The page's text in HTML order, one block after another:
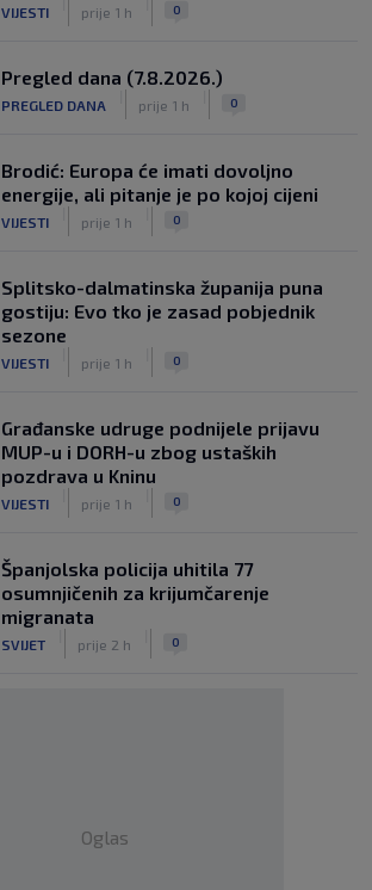
VIJESTI prije 1 h 0
Pregled dana (7.8.2026.)
PREGLED DANA prije 1 h 0
Brodić: Europa će imati dovoljno
energije, ali pitanje je po kojoj cijeni
VIJESTI prije 1 h 0
Splitsko-dalmatinska županija puna
gostiju: Evo tko je zasad pobjednik
sezone
VIJESTI prije 1 h 0
Građanske udruge podnijele prijavu
MUP-u i DORH-u zbog ustaških
pozdrava u Kninu
VIJESTI prije 1 h 0
Španjolska policija uhitila 77
osumnjičenih za krijumčarenje
migranata
SVIJET prije 2 h 0
Oglas